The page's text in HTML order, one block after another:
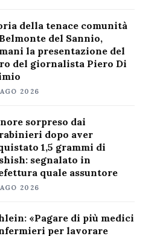
della tenace comunità
del Sannio,
la presentazione del
del giornalista Piero Di
2026
sorpreso dai
dopo aver
1,5 grammi di
segnalato in
quale assuntore
2026
«Pagare di più medici
per lavorare